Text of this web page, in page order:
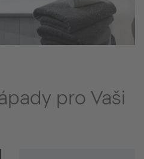
pro Vaši